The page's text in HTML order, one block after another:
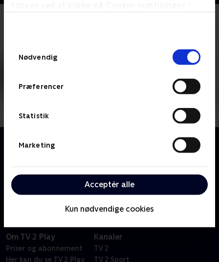
tilbage ved at klikke på ’Cookie-indstillinger’ i
Nødvendig
Præferencer
Statistik
Marketing
Acceptér alle
Kun nødvendige cookies
Om Bag om kandidaten
sidder ved bålstedet for at snakke politik over et
stykke selvvalgt bagværk.
Om TV 2 Play
Priser og abonnement
Her kan du se TV 2 Play
Kanaler
TV 2
TV 2 Sport